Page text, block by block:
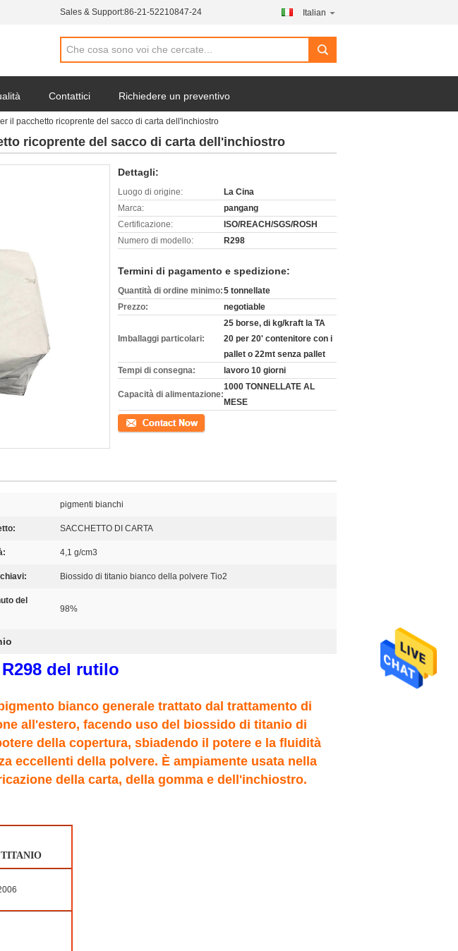
Sales & Support:86-21-52210847-24 Italian
search
Contattici Richiedere un preventivo
il pacchetto ricoprente del sacco di carta dell'inchiostro
ricoprente del sacco di carta dell'inchiostro
Dettagli:
Luogo di origine:
La Cina
Marca:
pangang
Certificazione:
ISO/REACH/SGS/ROSH
Numero di modello:
R298
Termini di pagamento e spedizione:
Quantità di ordine minimo:5 tonnellate
Prezzo:
negotiable
Imballaggi particolari:
25 borse, di kg/kraft la TA
20 per 20' contenitore con i
pallet o 22mt senza pallet
Tempi di consegna:
lavoro 10 giorni
Capacità di alimentazione:
1000 TONNELLATE AL
MESE
Contatto
pigmenti bianchi
SACCHETTO DI CARTA
4,1 g/cm3
Biossido di titanio bianco della polvere Tio2
del
98%
del rutilo
bianco generale trattato dal trattamento di
all'estero, facendo uso del biossido di titanio di
della copertura, sbiadendo il potere e la fluidità
eccellenti della polvere. È ampiamente usata nella
della carta, della gomma e dell'inchiostro.